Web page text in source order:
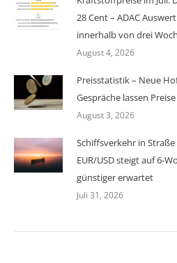
28 Cent – ADAC
innerhalb von drei
August 4, 2026
Preisstatistik – Neue
Gespräche lassen
August 3, 2026
Schiffsverkehr in
EUR/USD steigt auf 6-
günstiger erwartet
Juli 31, 2026